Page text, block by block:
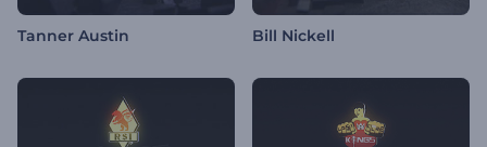
Tanner Austin Bill Nickell